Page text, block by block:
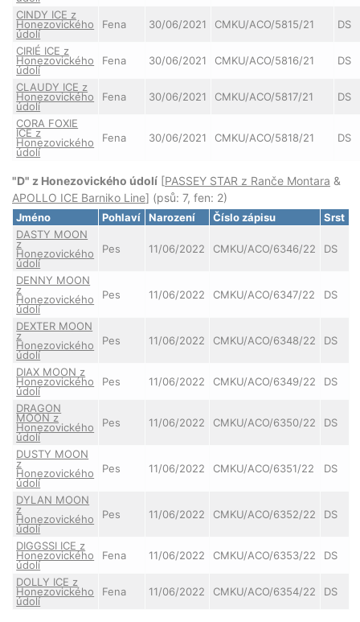
CINDY ICE z
Honezovického
údolí
Fena 30/06/2021 CMKU/ACO/5815/21 DS
CIRIÉ ICE z
Honezovického
údolí
Fena 30/06/2021 CMKU/ACO/5816/21 DS
CLAUDY ICE z
Honezovického
údolí
Fena 30/06/2021 CMKU/ACO/5817/21 DS
CORA FOXIE
ICE z
Honezovického
údolí
Fena 30/06/2021 CMKU/ACO/5818/21 DS
"D" z Honezovického údolí [PASSEY STAR z Ranče Montara &
APOLLO ICE Barniko Line] (psů: 7, fen: 2)
Jméno Pohlaví Narození Číslo zápisu
Srst
DASTY MOON
z
Honezovického
údolí
Pes 11/06/2022 CMKU/ACO/6346/22 DS
DENNY MOON
z
Honezovického
údolí
Pes 11/06/2022 CMKU/ACO/6347/22 DS
DEXTER MOON
z
Honezovického
údolí
Pes 11/06/2022 CMKU/ACO/6348/22 DS
DIAX MOON z
Honezovického
údolí
Pes 11/06/2022 CMKU/ACO/6349/22 DS
DRAGON
MOON z
Honezovického
údolí
Pes 11/06/2022 CMKU/ACO/6350/22 DS
DUSTY MOON
z
Honezovického
údolí
Pes 11/06/2022 CMKU/ACO/6351/22 DS
DYLAN MOON
z
Honezovického
údolí
Pes 11/06/2022 CMKU/ACO/6352/22 DS
DIGGSSI ICE z
Honezovického
údolí
Fena 11/06/2022 CMKU/ACO/6353/22 DS
DOLLY ICE z
Honezovického
údolí
Fena 11/06/2022 CMKU/ACO/6354/22 DS